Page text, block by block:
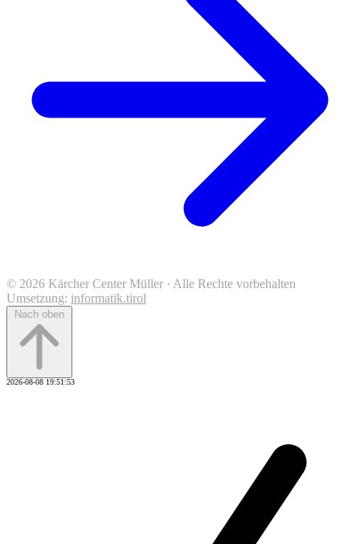
© 2026 Kärcher Center Müller · Alle Rechte vorbehalten
Umsetzung: informatik.tirol
Nach oben
2026-08-08 19:51:53